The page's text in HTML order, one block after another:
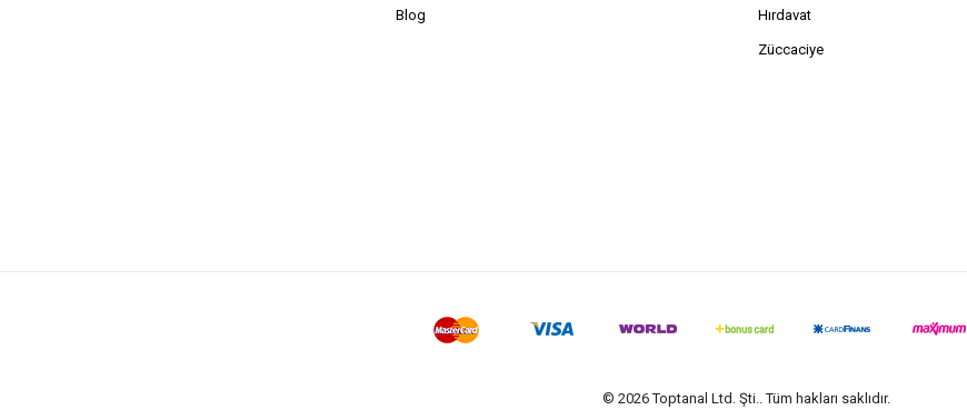
Blog Hırdavat
Züccaciye
© 2026 Toptanal Ltd. Şti.. Tüm hakları saklıdır.